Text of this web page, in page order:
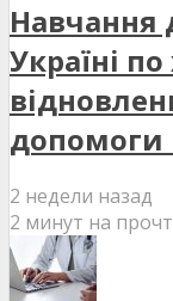
Навчання
Україні
допомоги
2 недели назад
2 минут на